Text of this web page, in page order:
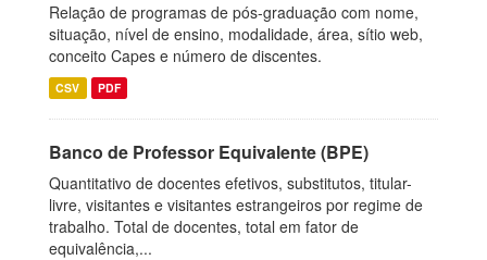
Relação de programas de pós-graduação com nome,
situação, nível de ensino, modalidade, área, sítio web,
conceito Capes e número de discentes.
CSV PDF
Banco de Professor Equivalente (BPE)
Quantitativo de docentes efetivos, substitutos, titular-
livre, visitantes e visitantes estrangeiros por regime de
trabalho. Total de docentes, total em fator de
equivalência,...